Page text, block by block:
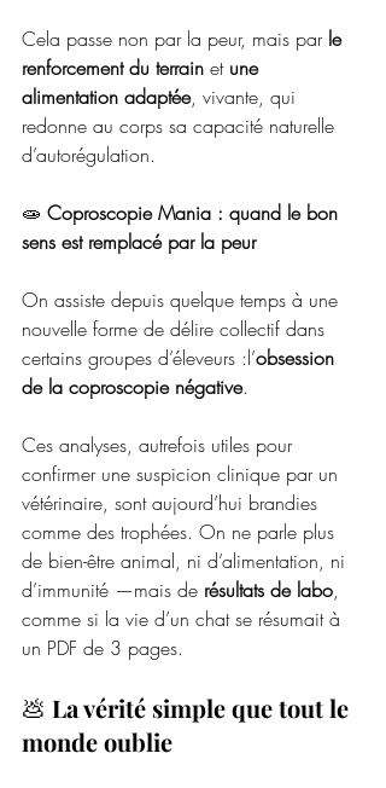
Cela passe non par la peur, mais par le
renforcement du terrain et une
alimentation adaptée, vivante, qui
redonne au corps sa capacité naturelle
d’autorégulation.
🧫 Coproscopie Mania : quand le bon
sens est remplacé par la peur
On assiste depuis quelque temps à une
nouvelle forme de délire collectif dans
certains groupes d’éleveurs :l’obsession
de la coproscopie négative.
Ces analyses, autrefois utiles pour
confirmer une suspicion clinique par un
vétérinaire, sont aujourd’hui brandies
comme des trophées. On ne parle plus
de bien-être animal, ni d’alimentation, ni
d’immunité —mais de résultats de labo,
comme si la vie d’un chat se résumait à
un PDF de 3 pages.
💩 La vérité simple que tout le
monde oublie